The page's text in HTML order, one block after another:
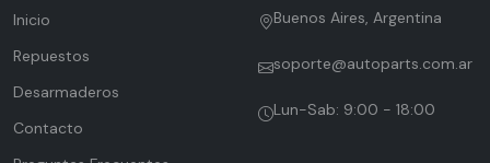
Inicio
Repuestos
Desarmaderos
Contacto
Buenos Aires, Argentina
soporte@autoparts.com.ar
Lun-Sab: 9:00 - 18:00